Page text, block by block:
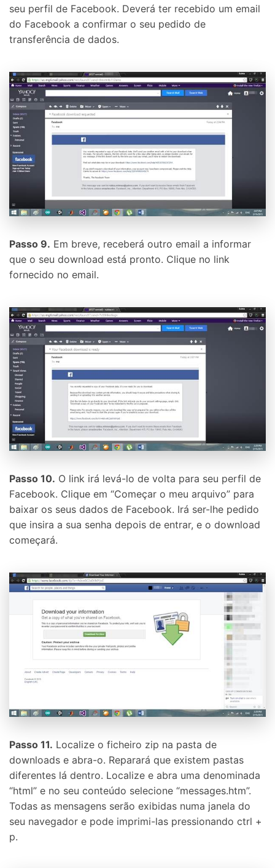
seu perfil de Facebook. Deverá ter recebido um email
do Facebook a confirmar o seu pedido de
transferência de dados.
Passo 9. Em breve, receberá outro email a informar
que o seu download está pronto. Clique no link
fornecido no email.
Passo 10. O link irá levá-lo de volta para seu perfil de
Facebook. Clique em “Começar o meu arquivo” para
baixar os seus dados de Facebook. Irá ser-lhe pedido
que insira a sua senha depois de entrar, e o download
começará.
Passo 11. Localize o ficheiro zip na pasta de
downloads e abra-o. Reparará que existem pastas
diferentes lá dentro. Localize e abra uma denominada
“html” e no seu conteúdo selecione “messages.htm”.
Todas as mensagens serão exibidas numa janela do
seu navegador e pode imprimi-las pressionando ctrl +
p.